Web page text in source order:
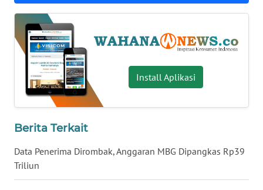
Install Aplikasi
Berita Terkait
Data Penerima Dirombak, Anggaran MBG Dipangkas Rp39
Triliun
WN
NUSANTARA
WN
JOGJA
BALI